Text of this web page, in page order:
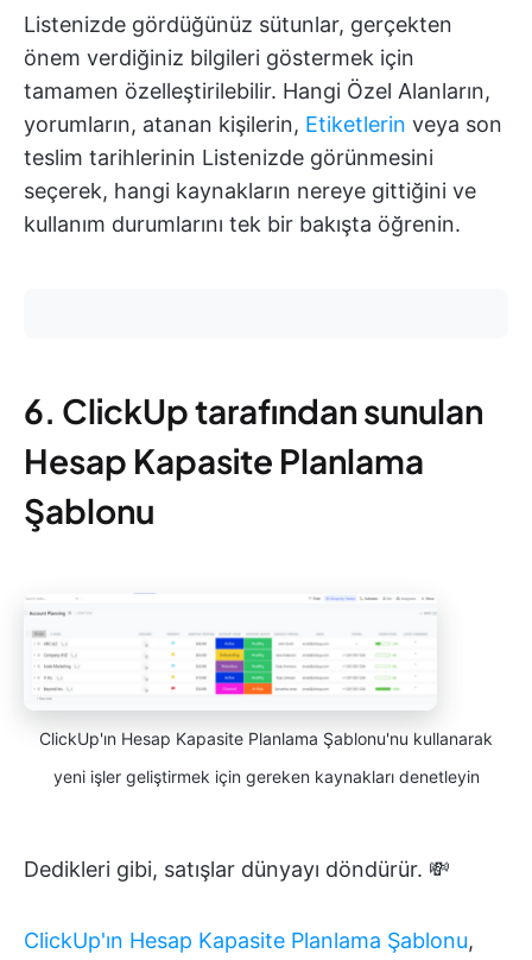
Listenizde gördüğünüz sütunlar, gerçekten
önem verdiğiniz bilgileri göstermek için
tamamen özelleştirilebilir. Hangi Özel Alanların,
yorumların, atanan kişilerin, Etiketlerin veya son
teslim tarihlerinin Listenizde görünmesini
seçerek, hangi kaynakların nereye gittiğini ve
kullanım durumlarını tek bir bakışta öğrenin.
6. ClickUp tarafından sunulan
Hesap Kapasite Planlama
Şablonu
ClickUp'ın Hesap Kapasite Planlama Şablonu'nu kullanarak
yeni işler geliştirmek için gereken kaynakları denetleyin
Dedikleri gibi, satışlar dünyayı döndürür. 💸
ClickUp'ın Hesap Kapasite Planlama Şablonu,